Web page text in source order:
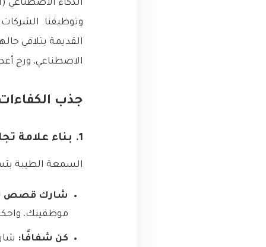
وتوظيفنا. الشركات
القديمة بتلاقي
الاصطناعي، ورح
جذب
1. بناء علامة تجارية قوية (Employer Branding)
السمعة الطيبة
شارك قصص
موظفينك،
كن شفافًا: